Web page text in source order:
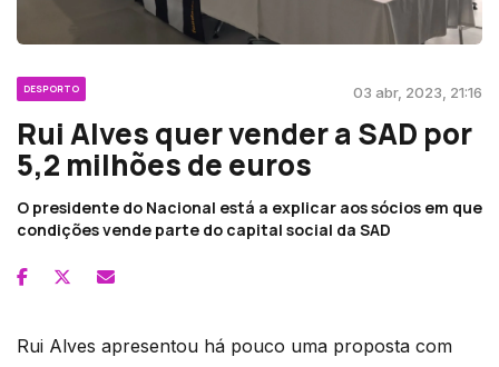
DESPORTO 03 abr, 2023, 21:16
Rui Alves quer vender a SAD por
5,2 milhões de euros
O presidente do Nacional está a explicar aos sócios em que
condições vende parte do capital social da SAD
Rui Alves apresentou há pouco uma proposta com